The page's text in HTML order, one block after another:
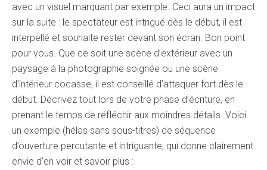
avec un visuel marquant par exemple. Ceci aura un impact
sur la suite : le spectateur est intrigué dès le début, il est
interpellé et souhaite rester devant son écran. Bon point
pour vous. Que ce soit une scène d’extérieur avec un
paysage à la photographie soignée ou une scène
d’intérieur cocasse, il est conseillé d’attaquer fort dès le
début. Décrivez tout lors de votre phase d’écriture, en
prenant le temps de réfléchir aux moindres détails. Voici
un exemple (hélas sans sous-titres) de séquence
d’ouverture percutante et intriguante, qui donne clairement
envie d’en voir et savoir plus :